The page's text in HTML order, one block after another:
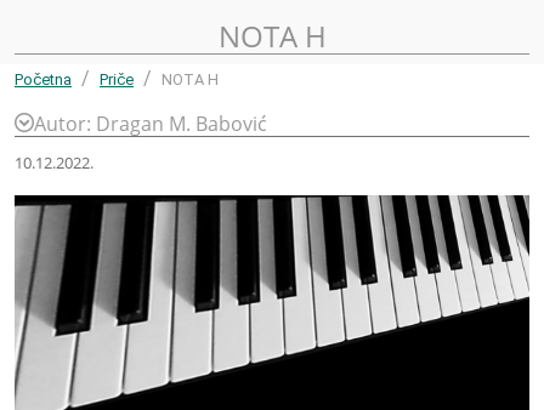
NOTA H
Početna Priče NOTA H
Autor: Dragan M. Babović
10.12.2022.